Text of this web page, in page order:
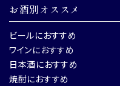
お酒別オススメ
ビールにおすすめ
ワインにおすすめ
日本酒におすすめ
焼酎におすすめ